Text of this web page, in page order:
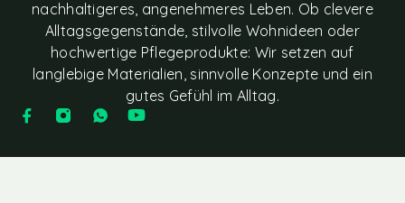
nachhaltigeres, angenehmeres Leben. Ob clevere
Alltagsgegenstände, stilvolle Wohnideen oder
hochwertige Pflegeprodukte: Wir setzen auf
langlebige Materialien, sinnvolle Konzepte und ein
gutes Gefühl im Alltag.